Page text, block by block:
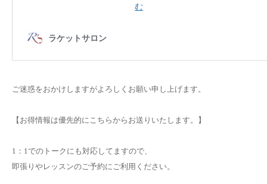
ご迷惑をおかけしますがよろしくお願い申し上げます。
【お得情報は優先的にこちらからお送りいたします。】
1：1でのトークにも対応してますので、
即張りやレッスンのご予約にご利用ください。